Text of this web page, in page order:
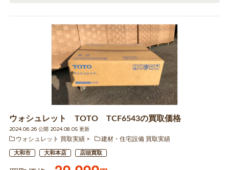
ウォシュレット TOTO TCF6543の買取価格
2024.06.26 公開 2024.08.05 更新
ウォシュレット 買取実績
建材・住宅設備 買取実績
大和市 大和本店 店頭買取